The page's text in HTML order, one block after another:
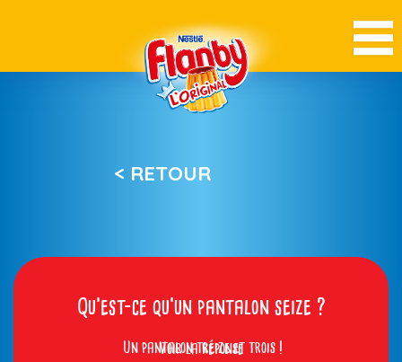
< RETOUR
Qu’est-ce qu’un pantalon seize ?
Voir la réponse
Un pantalon treize et trois !